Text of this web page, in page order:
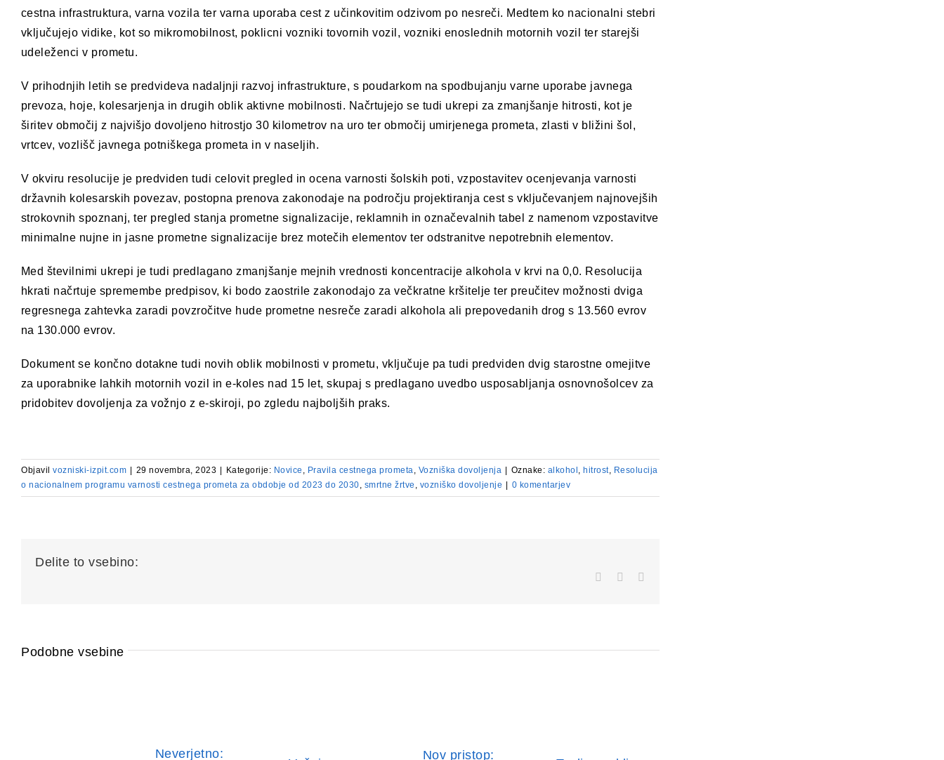
cestna infrastruktura, varna vozila ter varna uporaba cest z učinkovitim odzivom po nesreči. Medtem ko nacionalni stebri
vključujejo vidike, kot so mikromobilnost, poklicni vozniki tovornih vozil, vozniki enoslednih motornih vozil ter starejši
udeleženci v prometu.
V prihodnjih letih se predvideva nadaljnji razvoj infrastrukture, s poudarkom na spodbujanju varne uporabe javnega
prevoza, hoje, kolesarjenja in drugih oblik aktivne mobilnosti. Načrtujejo se tudi ukrepi za zmanjšanje hitrosti, kot je
širitev območij z najvišjo dovoljeno hitrostjo 30 kilometrov na uro ter območij umirjenega prometa, zlasti v bližini šol,
vrtcev, vozlišč javnega potniškega prometa in v naseljih.
V okviru resolucije je predviden tudi celovit pregled in ocena varnosti šolskih poti, vzpostavitev ocenjevanja varnosti
državnih kolesarskih povezav, postopna prenova zakonodaje na področju projektiranja cest s vključevanjem najnovejših
strokovnih spoznanj, ter pregled stanja prometne signalizacije, reklamnih in označevalnih tabel z namenom vzpostavitve
minimalne nujne in jasne prometne signalizacije brez motečih elementov ter odstranitve nepotrebnih elementov.
Med številnimi ukrepi je tudi predlagano zmanjšanje mejnih vrednosti koncentracije alkohola v krvi na 0,0. Resolucija
hkrati načrtuje spremembe predpisov, ki bodo zaostrile zakonodajo za večkratne kršitelje ter preučitev možnosti dviga
regresnega zahtevka zaradi povzročitve hude prometne nesreče zaradi alkohola ali prepovedanih drog s 13.560 evrov
na 130.000 evrov.
Dokument se končno dotakne tudi novih oblik mobilnosti v prometu, vključuje pa tudi predviden dvig starostne omejitve
za uporabnike lahkih motornih vozil in e-koles nad 15 let, skupaj s predlagano uvedbo usposabljanja osnovnošolcev za
pridobitev dovoljenja za vožnjo z e-skiroji, po zgledu najboljših praks.
Objavil vozniski-izpit.com | 29 novembra, 2023 | Kategorije: Novice Pravila cestnega prometa Vozniška dovoljenja | Oznake: alkohol hitrost, Resolucija
o nacionalnem programu varnosti cestnega prometa za obdobje od 2023 do 2030 smrtne žrtve vozniško dovoljenje | 0 komentarjev
Delite to vsebino:
Facebook
Podobne vsebine
Neverjetno:
Nov pristop: